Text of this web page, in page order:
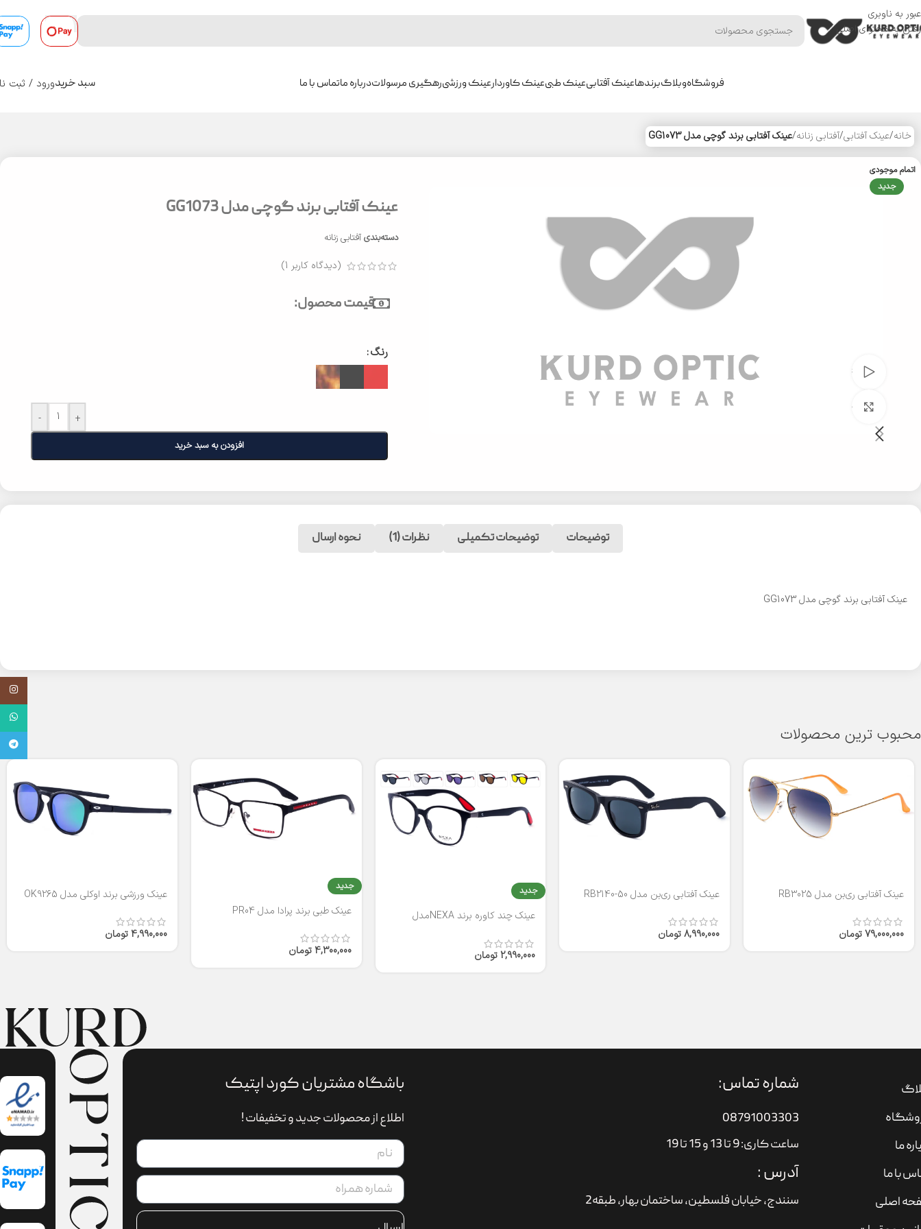
عبور به ناوبری
رفتن به محتوای اصلی
فروشگاهوبلاگبرندهاعینک آفتابیعینک طبیعینک کاوردارعینک ورزشیرهگیری مرسولاتدرباره ماتماس با ما 0
سبد خریدورود / ثبت
خانه/عینک آفتابی/آفتابی زنانه/عینک آفتابی برند گوچی مدل GG1073
اتمام موجودی
جدید
عینک آفتابی برند گوچی مدل GG1073
دسته‌بندی آفتابی زنانه
(دیدگاه کاربر 1
)
قیمت محصول:
رنگ
- +
افزودن به سبد خرید
توضیحات توضیحات تکمیلی نظرات (1) نحوه ارسال
عینک آفتابی برند گوچی مدل GG1073
محبوب ترین محصولات
عینک آفتابی ری‌بن مدل RB3025
79,000,000تومان
عینک آفتابی ری‌بن مدل RB2140-50
8,990,000 تومان
جدید
عینک چند کاوره برند NEXAمدل
2,990,000 تومان
جدید
عینک طبی برند پرادا مدل PR04
4,300,000 تومان
عینک ورزشی برند اوکلی مدل OK9265
4,990,000 تومان
ما
با ما
اصلی
شماره تماس:
08791003303
ساعت کاری: 9 تا 13 و 15 تا 19
آدرس :
سنندج، خیابان فلسطین،‌ ساختمان بهار، طبقه2
باشگاه مشتریان کورد اپتیک
اطلاع از محصولات جدید و تخفیفات !
واتساپ
تلگرام